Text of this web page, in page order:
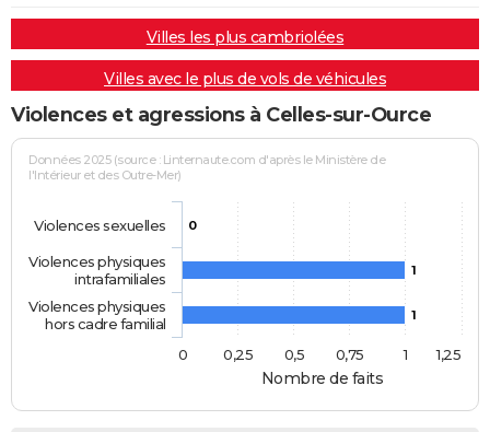
Villes les plus cambriolées
Villes avec le plus de vols de véhicules
Violences et agressions à Celles-sur-Ource
Nombre de faits
Données 2025 (source : Linternaute.com d'après le Ministère de
l'Intérieur et des Outre-Mer)
0
1
1
Violences sexuelles
Violences physiques
intrafamiliales
Violences physiques
hors cadre familial
0
1
0,25 0,5 0,75 1,25